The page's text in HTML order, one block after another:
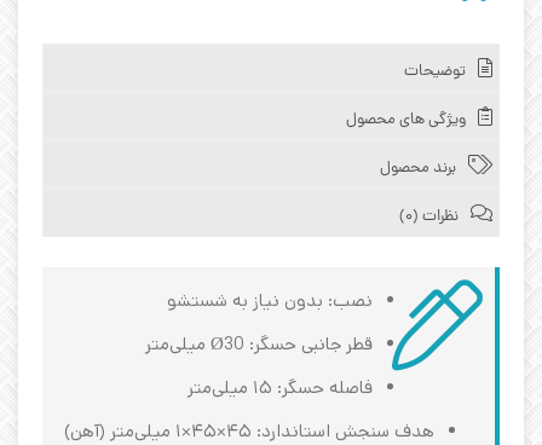
توضیحات
ویژگی های محصول
برند محصول
نظرات (0)
نصب: بدون نیاز به شستشو
قطر جانبی حسگر: Ø30 میلی‌متر
فاصله حسگر: ۱۵ میلی‌متر
هدف سنجش استاندارد: ۴۵×۴۵×۱ میلی‌متر (آهن)